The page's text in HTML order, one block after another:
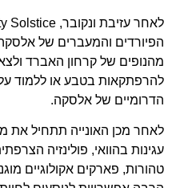
הפיורדים והמעברים של
מהנופים של קרחון האברד
להרפתקאות בטבע או ללמוד
הדרומיים של אלסקה.
לאחר מכן האונייה תתחיל את
עגינות בהוואי, פולינזיה
טהורות, פארקים אקולוגיים